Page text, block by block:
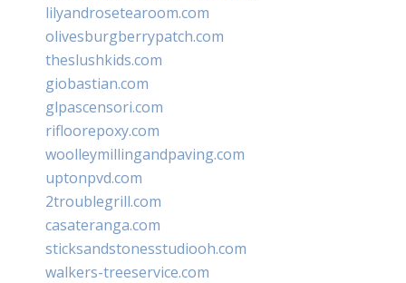
lilyandrosetearoom.com
olivesburgberrypatch.com
theslushkids.com
giobastian.com
glpascensori.com
rifloorepoxy.com
woolleymillingandpaving.com
uptonpvd.com
2troublegrill.com
casateranga.com
sticksandstonesstudiooh.com
walkers-treeservice.com